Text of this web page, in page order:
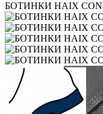
БОТИНКИ HAIX